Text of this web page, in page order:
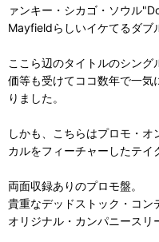
ァンキー・シカゴ・ソウル
Mayfieldらしいイケてるダブ
ここら辺のタイトルのシン
価等も受けてココ数年で一気
りました。
しかも、こちらはプロモ・
カルをフィーチャーしたテイ
両面収録ありのプロモ盤。
貴重なデッドストック・コン
オリジナル・カンパニースリ